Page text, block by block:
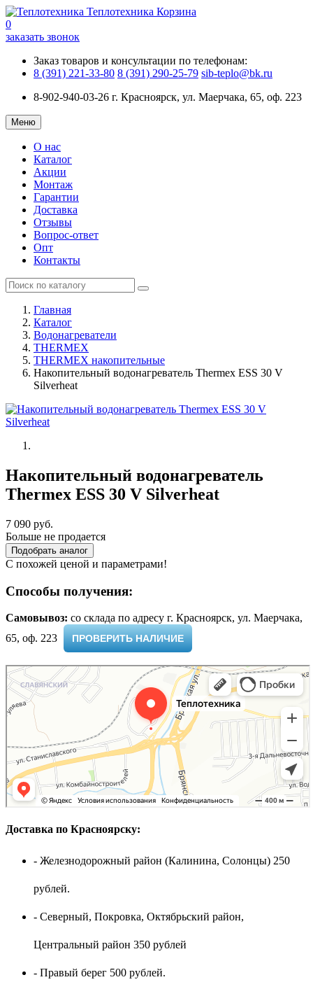
Теплотехника Корзина
0
заказать звонок
Заказ товаров и консультации по телефонам:
8 (391) 221-33-80 8 (391) 290-25-79 sib-teplo@bk.ru
8-902-940-03-26 г. Красноярск, ул. Маерчака, 65, оф. 223
Меню
О нас
Каталог
Акции
Монтаж
Гарантии
Доставка
Отзывы
Вопрос-ответ
Опт
Контакты
Главная
Каталог
Водонагреватели
THERMEX
THERMEX накопительные
Накопительный водонагреватель Thermex ESS 30 V
Silverheat
Накопительный водонагреватель
Thermex ESS 30 V Silverheat
7 090 руб.
Больше не продается
Подобрать аналог
С похожей ценой и параметрами!
Способы получения:
Самовывоз: cо склада по адресу г. Красноярск, ул. Маерчака,
65, оф. 223 ​
ПРОВЕРИТЬ НАЛИЧИЕ
Доставка по Красноярску:
- Железнодорожный район (Калинина, Солонцы) 250
рублей.
- Северный, Покровка, Октябрьский район,
Центральный район 350 рублей
- Правый берег 500 рублей.